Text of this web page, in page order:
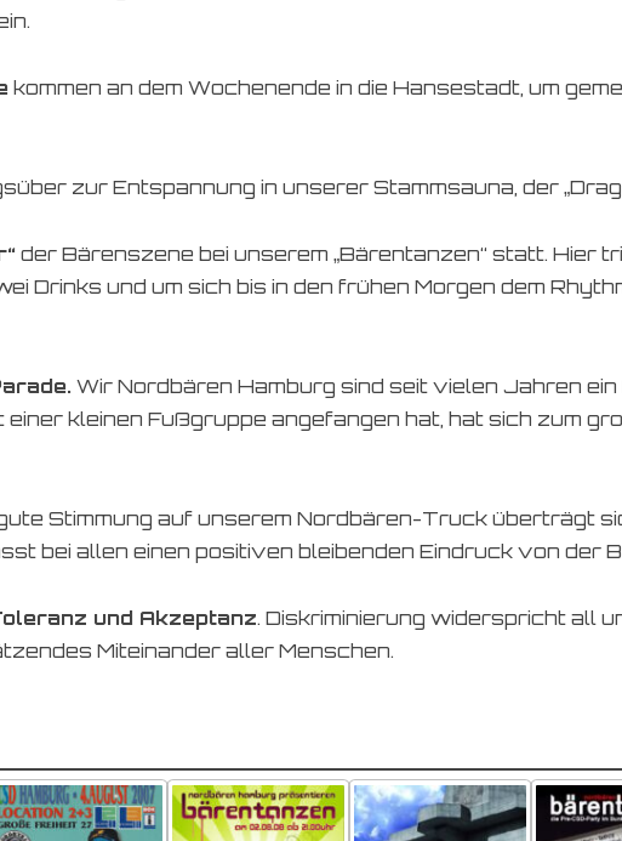
kommen an dem Wochenende in die Hansestadt, um
zur Entspannung in unserer Stammsauna, der
der Bärenszene bei unserem „Bärentanzen“ statt. Hier
Drinks und um sich bis in den frühen Morgen dem
Wir Nordbären Hamburg sind seit vielen Jahren
kleinen Fußgruppe angefangen hat, hat sich zum
Stimmung auf unserem Nordbären-Truck überträgt
bei allen einen positiven bleibenden Eindruck von der
und Akzeptanz. Diskriminierung widerspricht all
Miteinander aller Menschen.